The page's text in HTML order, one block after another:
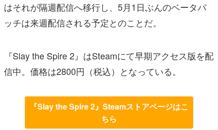
はそれが隔週配信へ移行し、5月1日ぶんのベータパ
ッチは来週配信される予定とのことだ。
『Slay the Spire 2』はSteamにて早期アクセス版を配
信中。価格は2800円（税込）となっている。
『Slay the Spire 2』Steamストアページはこ
ちら